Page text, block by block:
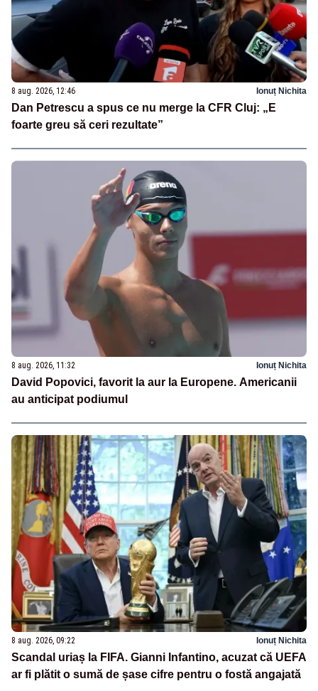
8 aug. 2026, 12:46 Ionuț Nichita
Dan Petrescu a spus ce nu merge la CFR Cluj: „E
foarte greu să ceri rezultate”
8 aug. 2026, 11:32 Ionuț Nichita
David Popovici, favorit la aur la Europene. Americanii
au anticipat podiumul
8 aug. 2026, 09:22 Ionuț Nichita
Scandal uriaș la FIFA. Gianni Infantino, acuzat că UEFA
ar fi plătit o sumă de șase cifre pentru o fostă angajată